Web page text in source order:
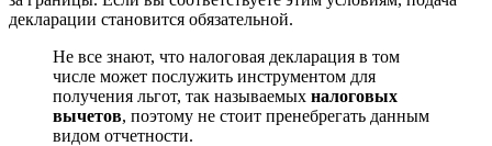
декларации становится обязательной.
Не все знают, что налоговая декларация в том
числе может послужить инструментом для
получения льгот, так называемых налоговых
вычетов, поэтому не стоит пренебрегать данным
видом отчетности.